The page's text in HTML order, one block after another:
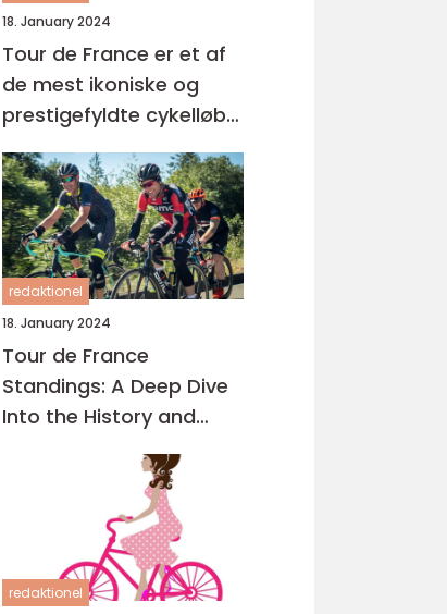
18. January 2024
Tour de France er et af
de mest ikoniske og
prestigefyldte cykelløb i
verden, der tiltrækker
tusindvis af tilskuere og
millioner af seere over
hele kloden
redaktionel
18. January 2024
Tour de France
Standings: A Deep Dive
Into the History and
redaktionel